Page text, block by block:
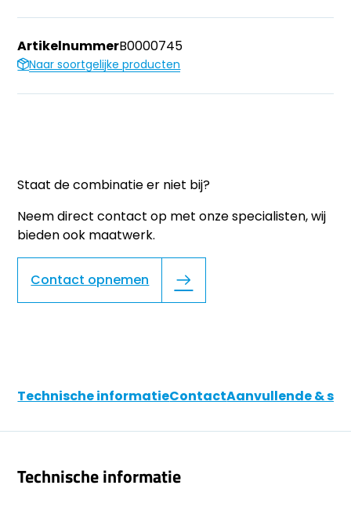
ArtikelnummerB0000745
Naar soortgelijke producten
Staat de combinatie er niet bij?
Neem direct contact op met onze specialisten, wij
bieden ook maatwerk.
Contact opnemen
Technische informatieContactAanvullende &
Technische informatie